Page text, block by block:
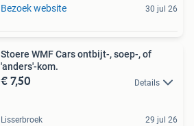
Bezoek website 30 jul 26
Stoere WMF Cars ontbijt-, soep-, of
'anders'-kom.
€ 7,50 Details
Lisserbroek 29 jul 26